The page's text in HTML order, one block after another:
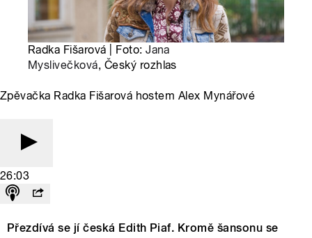
Radka Fišarová | Foto:Jana
Myslivečková, Český rozhlas
Zpěvačka Radka Fišarová hostem Alex Mynářové
26:03
Přezdívá se jí česká Edith Piaf. Kromě šansonu se